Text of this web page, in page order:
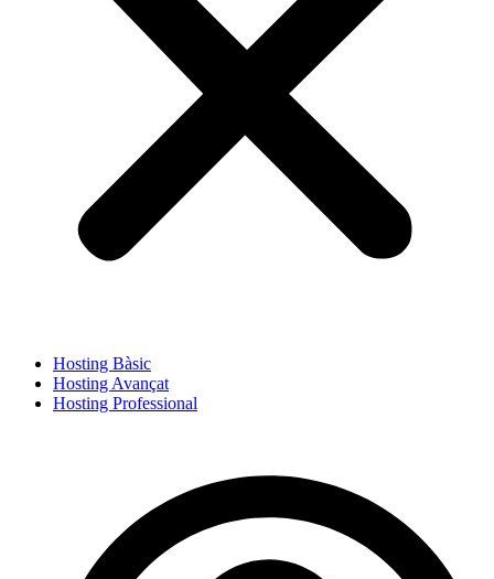
Hosting Bàsic
Hosting Avançat
Hosting Professional